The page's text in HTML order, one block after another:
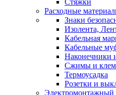
Стяжки
Расходные
Знаки
Изолента,
Кабельная
Кабельные
Наконечники
Сжимы и
Термоусадка
Розетки и
Электромонтажный